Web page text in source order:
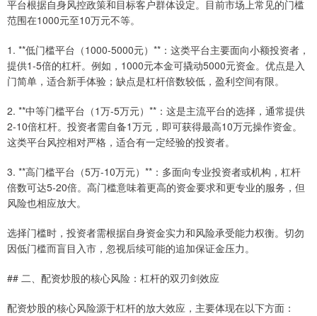
平台根据自身风控政策和目标客户群体设定。目前市场上常见的门槛
范围在1000元至10万元不等。
1. **低门槛平台（1000-5000元）**：这类平台主要面向小额投资者，
提供1-5倍的杠杆。例如，1000元本金可撬动5000元资金。优点是入
门简单，适合新手体验；缺点是杠杆倍数较低，盈利空间有限。
2. **中等门槛平台（1万-5万元）**：这是主流平台的选择，通常提供
2-10倍杠杆。投资者需自备1万元，即可获得最高10万元操作资金。
这类平台风控相对严格，适合有一定经验的投资者。
3. **高门槛平台（5万-10万元）**：多面向专业投资者或机构，杠杆
倍数可达5-20倍。高门槛意味着更高的资金要求和更专业的服务，但
风险也相应放大。
选择门槛时，投资者需根据自身资金实力和风险承受能力权衡。切勿
因低门槛而盲目入市，忽视后续可能的追加保证金压力。
## 二、配资炒股的核心风险：杠杆的双刃剑效应
配资炒股的核心风险源于杠杆的放大效应，主要体现在以下方面：